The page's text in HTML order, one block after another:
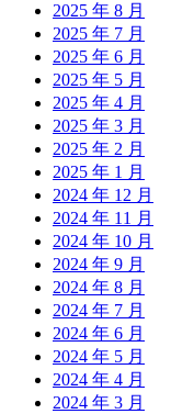
2025 年 8 月
2025 年 7 月
2025 年 6 月
2025 年 5 月
2025 年 4 月
2025 年 3 月
2025 年 2 月
2025 年 1 月
2024 年 12 月
2024 年 11 月
2024 年 10 月
2024 年 9 月
2024 年 8 月
2024 年 7 月
2024 年 6 月
2024 年 5 月
2024 年 4 月
2024 年 3 月